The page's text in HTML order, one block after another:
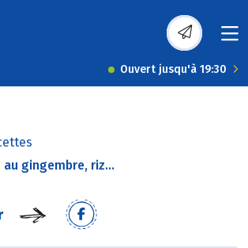
Ouvert jusqu'à 19:30
gingembre, riz...